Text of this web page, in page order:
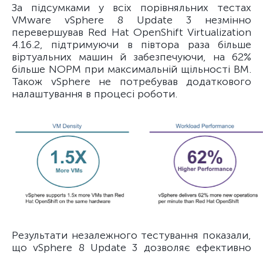
За підсумками у всіх порівняльних тестах
VMware vSphere 8 Update 3 незмінно
перевершував Red Hat OpenShift Virtualization
4.16.2, підтримуючи в півтора раза більше
віртуальних машин й забезпечуючи, на 62%
більше NOPM при максимальній щільності ВМ.
Також vSphere не потребував додаткового
налаштування в процесі роботи.
Результати незалежного тестування показали,
що vSphere 8 Update 3 дозволяє ефективно